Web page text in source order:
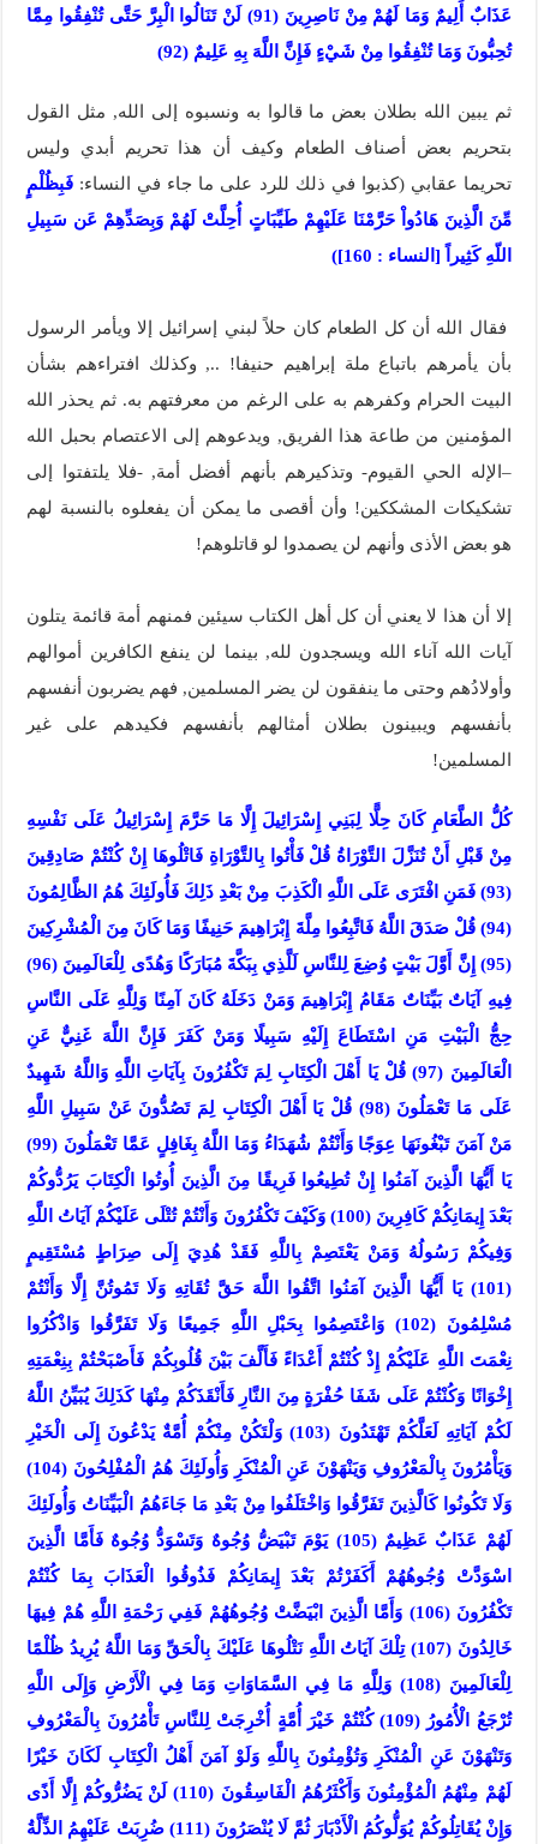
عَذَابٌ أَلِيمٌ وَمَا لَهُمْ مِنْ نَاصِرِينَ (91) لَنْ تَنَالُوا الْبِرَّ حَتَّى تُنْفِقُوا مِمَّا
تُحِبُّونَ وَمَا تُنْفِقُوا مِنْ شَيْءٍ فَإِنَّ اللَّهَ بِهِ عَلِيمٌ (92)
ثم يبين الله بطلان بعض ما قالوا به ونسبوه إلى الله, مثل القول
بتحريم بعض أصناف الطعام وكيف أن هذا تحريم أبدي وليس
تحريما عقابي (كذبوا في ذلك للرد على ما جاء في النساء: فَبِظُلْمٍ
مِّنَ الَّذِينَ هَادُواْ حَرَّمْنَا عَلَيْهِمْ طَيِّبَاتٍ أُحِلَّتْ لَهُمْ وَبِصَدِّهِمْ عَن سَبِيلِ
اللّهِ كَثِيراً [النساء : 160])
فقال الله أن كل الطعام كان حلاً لبني إسرائيل إلا ويأمر الرسول
بأن يأمرهم باتباع ملة إبراهيم حنيفا! .., وكذلك افتراءهم بشأن
البيت الحرام وكفرهم به على الرغم من معرفتهم به. ثم يحذر الله
المؤمنين من طاعة هذا الفريق, ويدعوهم إلى الاعتصام بحبل الله
–الإله الحي القيوم- وتذكيرهم بأنهم أفضل أمة, -فلا يلتفتوا إلى
تشكيكات المشككين! وأن أقصى ما يمكن أن يفعلوه بالنسبة لهم
هو بعض الأذى وأنهم لن يصمدوا لو قاتلوهم!
إلا أن هذا لا يعني أن كل أهل الكتاب سيئين فمنهم أمة قائمة يتلون
آيات الله آناء الله ويسجدون لله, بينما لن ينفع الكافرين أموالهم
وأولادُهم وحتى ما ينفقون لن يضر المسلمين, فهم يضربون أنفسهم
بأنفسهم ويبينون بطلان أمثالهم بأنفسهم فكيدهم على غير
المسلمين!
كُلُّ الطَّعَامِ كَانَ حِلًّا لِبَنِي إِسْرَائِيلَ إِلَّا مَا حَرَّمَ إِسْرَائِيلُ عَلَى نَفْسِهِ
مِنْ قَبْلِ أَنْ تُنَزَّلَ التَّوْرَاةُ قُلْ فَأْتُوا بِالتَّوْرَاةِ فَاتْلُوهَا إِنْ كُنْتُمْ صَادِقِينَ
(93) فَمَنِ افْتَرَى عَلَى اللَّهِ الْكَذِبَ مِنْ بَعْدِ ذَلِكَ فَأُولَئِكَ هُمُ الظَّالِمُونَ
(94) قُلْ صَدَقَ اللَّهُ فَاتَّبِعُوا مِلَّةَ إِبْرَاهِيمَ حَنِيفًا وَمَا كَانَ مِنَ الْمُشْرِكِينَ
(95) إِنَّ أَوَّلَ بَيْتٍ وُضِعَ لِلنَّاسِ لَلَّذِي بِبَكَّةَ مُبَارَكًا وَهُدًى لِلْعَالَمِينَ (96)
فِيهِ آيَاتٌ بَيِّنَاتٌ مَقَامُ إِبْرَاهِيمَ وَمَنْ دَخَلَهُ كَانَ آمِنًا وَلِلَّهِ عَلَى النَّاسِ
حِجُّ الْبَيْتِ مَنِ اسْتَطَاعَ إِلَيْهِ سَبِيلًا وَمَنْ كَفَرَ فَإِنَّ اللَّهَ غَنِيٌّ عَنِ
الْعَالَمِينَ (97) قُلْ يَا أَهْلَ الْكِتَابِ لِمَ تَكْفُرُونَ بِآيَاتِ اللَّهِ وَاللَّهُ شَهِيدٌ
عَلَى مَا تَعْمَلُونَ (98) قُلْ يَا أَهْلَ الْكِتَابِ لِمَ تَصُدُّونَ عَنْ سَبِيلِ اللَّهِ
مَنْ آمَنَ تَبْغُونَهَا عِوَجًا وَأَنْتُمْ شُهَدَاءُ وَمَا اللَّهُ بِغَافِلٍ عَمَّا تَعْمَلُونَ (99)
يَا أَيُّهَا الَّذِينَ آمَنُوا إِنْ تُطِيعُوا فَرِيقًا مِنَ الَّذِينَ أُوتُوا الْكِتَابَ يَرُدُّوكُمْ
بَعْدَ إِيمَانِكُمْ كَافِرِينَ (100) وَكَيْفَ تَكْفُرُونَ وَأَنْتُمْ تُتْلَى عَلَيْكُمْ آيَاتُ اللَّهِ
وَفِيكُمْ رَسُولُهُ وَمَنْ يَعْتَصِمْ بِاللَّهِ فَقَدْ هُدِيَ إِلَى صِرَاطٍ مُسْتَقِيمٍ
(101) يَا أَيُّهَا الَّذِينَ آمَنُوا اتَّقُوا اللَّهَ حَقَّ تُقَاتِهِ وَلَا تَمُوتُنَّ إِلَّا وَأَنْتُمْ
مُسْلِمُونَ (102) وَاعْتَصِمُوا بِحَبْلِ اللَّهِ جَمِيعًا وَلَا تَفَرَّقُوا وَاذْكُرُوا
نِعْمَتَ اللَّهِ عَلَيْكُمْ إِذْ كُنْتُمْ أَعْدَاءً فَأَلَّفَ بَيْنَ قُلُوبِكُمْ فَأَصْبَحْتُمْ بِنِعْمَتِهِ
إِخْوَانًا وَكُنْتُمْ عَلَى شَفَا حُفْرَةٍ مِنَ النَّارِ فَأَنْقَذَكُمْ مِنْهَا كَذَلِكَ يُبَيِّنُ اللَّهُ
لَكُمْ آيَاتِهِ لَعَلَّكُمْ تَهْتَدُونَ (103) وَلْتَكُنْ مِنْكُمْ أُمَّةٌ يَدْعُونَ إِلَى الْخَيْرِ
وَيَأْمُرُونَ بِالْمَعْرُوفِ وَيَنْهَوْنَ عَنِ الْمُنْكَرِ وَأُولَئِكَ هُمُ الْمُفْلِحُونَ (104)
وَلَا تَكُونُوا كَالَّذِينَ تَفَرَّقُوا وَاخْتَلَفُوا مِنْ بَعْدِ مَا جَاءَهُمُ الْبَيِّنَاتُ وَأُولَئِكَ
لَهُمْ عَذَابٌ عَظِيمٌ (105) يَوْمَ تَبْيَضُّ وُجُوهٌ وَتَسْوَدُّ وُجُوهٌ فَأَمَّا الَّذِينَ
اسْوَدَّتْ وُجُوهُهُمْ أَكَفَرْتُمْ بَعْدَ إِيمَانِكُمْ فَذُوقُوا الْعَذَابَ بِمَا كُنْتُمْ
تَكْفُرُونَ (106) وَأَمَّا الَّذِينَ ابْيَضَّتْ وُجُوهُهُمْ فَفِي رَحْمَةِ اللَّهِ هُمْ فِيهَا
خَالِدُونَ (107) تِلْكَ آيَاتُ اللَّهِ نَتْلُوهَا عَلَيْكَ بِالْحَقِّ وَمَا اللَّهُ يُرِيدُ ظُلْمًا
لِلْعَالَمِينَ (108) وَلِلَّهِ مَا فِي السَّمَاوَاتِ وَمَا فِي الْأَرْضِ وَإِلَى اللَّهِ
تُرْجَعُ الْأُمُورُ (109) كُنْتُمْ خَيْرَ أُمَّةٍ أُخْرِجَتْ لِلنَّاسِ تَأْمُرُونَ بِالْمَعْرُوفِ
وَتَنْهَوْنَ عَنِ الْمُنْكَرِ وَتُؤْمِنُونَ بِاللَّهِ وَلَوْ آمَنَ أَهْلُ الْكِتَابِ لَكَانَ خَيْرًا
لَهُمْ مِنْهُمُ الْمُؤْمِنُونَ وَأَكْثَرُهُمُ الْفَاسِقُونَ (110) لَنْ يَضُرُّوكُمْ إِلَّا أَذًى
وَإِنْ يُقَاتِلُوكُمْ يُوَلُّوكُمُ الْأَدْبَارَ ثُمَّ لَا يُنْصَرُونَ (111) ضُرِبَتْ عَلَيْهِمُ الذِّلَّةُ